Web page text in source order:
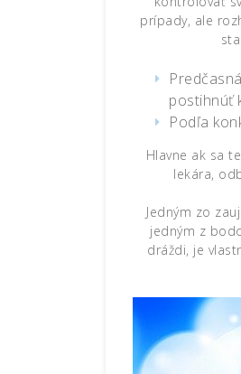
prípady, ale
postihnúť
Podľa
Hlavne ak sa
lekára,
Jedným zo
jedným z
dráždi, je